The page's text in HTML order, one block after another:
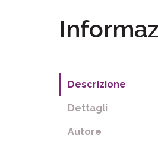
Descrizione
Dettagli
Autore